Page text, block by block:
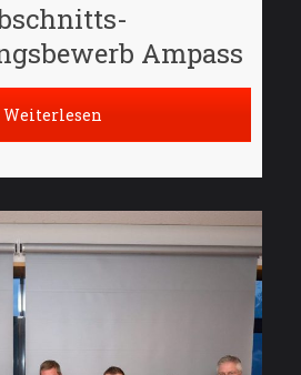
Ampass
Weiterlesen